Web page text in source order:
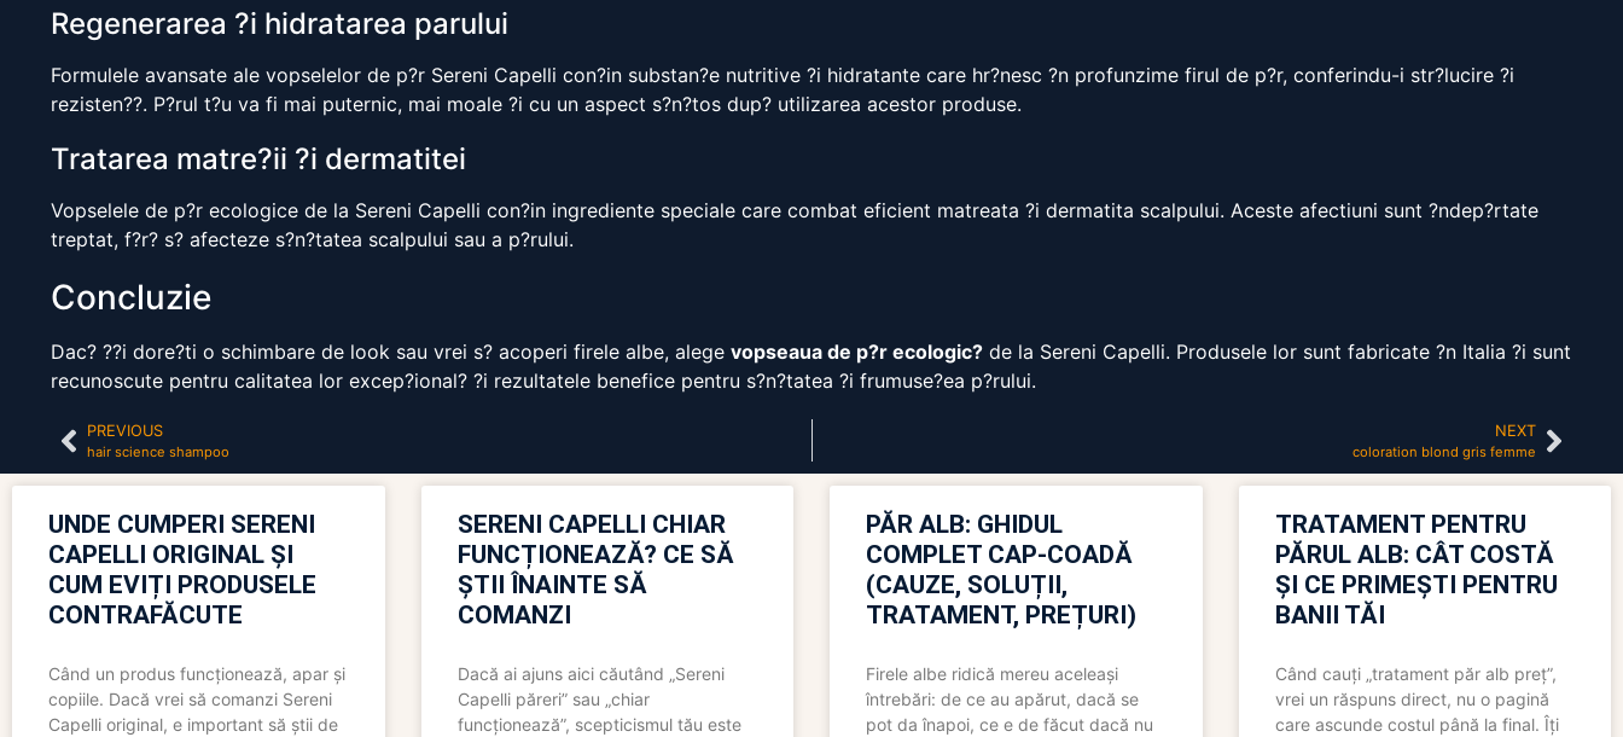
Regenerarea ?i hidratarea parului
Formulele avansate ale vopselelor de p?r Sereni Capelli con?in substan?e nutritive ?i hidratante care hr?nesc ?n profunzime firul de p?r, conferindu-i str?lucire ?i
rezisten??. P?rul t?u va fi mai puternic, mai moale ?i cu un aspect s?n?tos dup? utilizarea acestor produse.
Tratarea matre?ii ?i dermatitei
Vopselele de p?r ecologice de la Sereni Capelli con?in ingrediente speciale care combat eficient matreata ?i dermatita scalpului. Aceste afectiuni sunt ?ndep?rtate
treptat, f?r? s? afecteze s?n?tatea scalpului sau a p?rului.
Concluzie
Dac? ??i dore?ti o schimbare de look sau vrei s? acoperi firele albe, alege vopseaua de p?r ecologic? de la Sereni Capelli. Produsele lor sunt fabricate ?n Italia ?i sunt
recunoscute pentru calitatea lor excep?ional? ?i rezultatele benefice pentru s?n?tatea ?i frumuse?ea p?rului.
PREVIOUS
hair science shampoo
NEXT
coloration blond gris femme
UNDE CUMPERI SERENI
CAPELLI ORIGINAL ȘI
CUM EVIȚI PRODUSELE
CONTRAFĂCUTE
Când un produs funcționează, apar și
copiile. Dacă vrei să comanzi Sereni
Capelli original, e important să știi de
SERENI CAPELLI CHIAR
FUNCȚIONEAZĂ? CE SĂ
ȘTII ÎNAINTE SĂ
COMANZI
Dacă ai ajuns aici căutând „Sereni
Capelli păreri” sau „chiar
funcționează”, scepticismul tău este
PĂR ALB: GHIDUL
COMPLET CAP-COADĂ
(CAUZE, SOLUȚII,
TRATAMENT, PREȚURI)
Firele albe ridică mereu aceleași
întrebări: de ce au apărut, dacă se
pot da înapoi, ce e de făcut dacă nu
TRATAMENT PENTRU
PĂRUL ALB: CÂT COSTĂ
ȘI CE PRIMEȘTI PENTRU
BANII TĂI
Când cauți „tratament păr alb preț”,
vrei un răspuns direct, nu o pagină
care ascunde costul până la final. Îți